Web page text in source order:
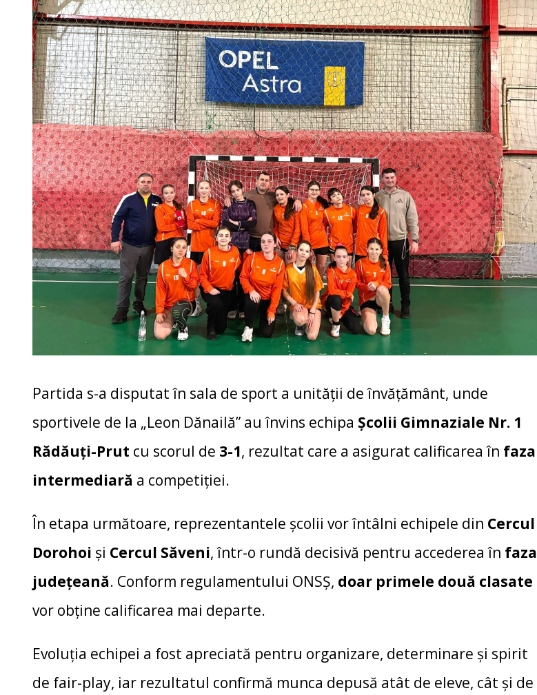
Partida s-a disputat în sala de sport a unității de învățământ, unde
sportivele de la „Leon Dănailă” au învins echipa Școlii Gimnaziale Nr. 1
Rădăuți-Prut cu scorul de 3-1, rezultat care a asigurat calificarea în faza
intermediară a competiției.
În etapa următoare, reprezentantele școlii vor întâlni echipele din Cercul
Dorohoi și Cercul Săveni, într-o rundă decisivă pentru accederea în faza
județeană. Conform regulamentului ONSȘ, doar primele două clasate
vor obține calificarea mai departe.
Evoluția echipei a fost apreciată pentru organizare, determinare și spirit
de fair-play, iar rezultatul confirmă munca depusă atât de eleve, cât și de